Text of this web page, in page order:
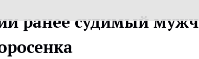
ранее судимый